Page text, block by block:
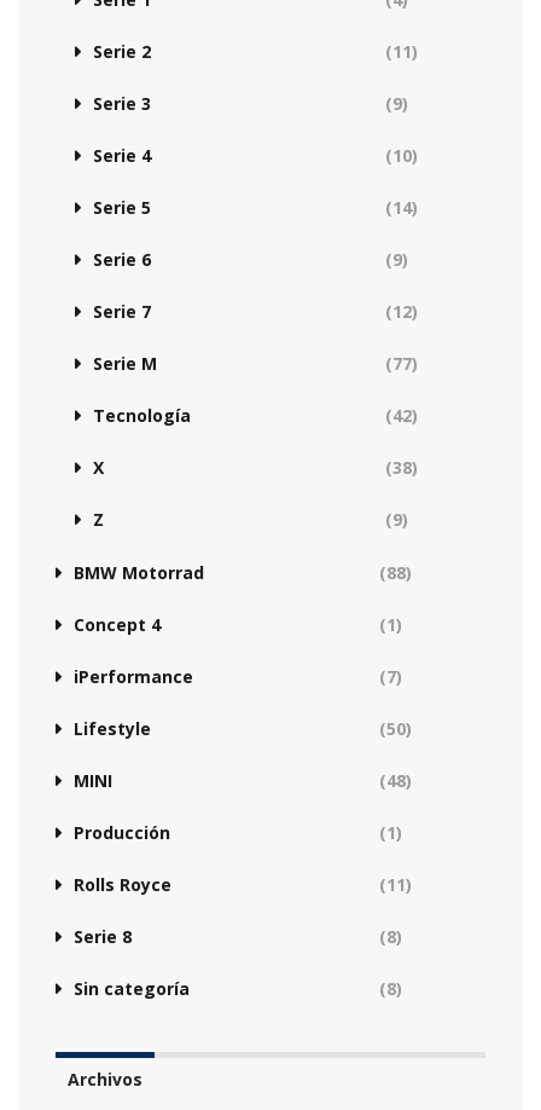
Serie 2 (11)
Serie 3 (9)
Serie 4 (10)
Serie 5 (14)
Serie 6 (9)
Serie 7 (12)
Serie M (77)
Tecnología (42)
X (38)
Z (9)
BMW Motorrad (88)
Concept 4 (1)
iPerformance (7)
Lifestyle (50)
MINI (48)
Producción (1)
Rolls Royce (11)
Serie 8 (8)
Sin categoría (8)
Archivos